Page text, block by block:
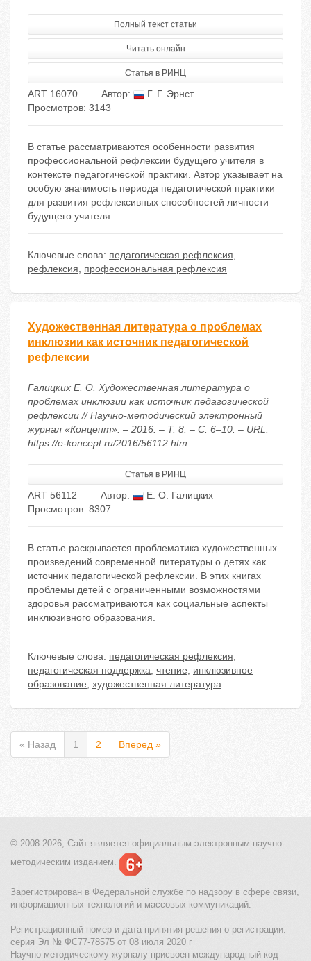
Полный текст статьи
Читать онлайн
Статья в РИНЦ
ART 16070 Автор:
Г. Г. Эрнст
Просмотров: 3143
В статье рассматриваются особенности развития
профессиональной рефлексии будущего учителя в
контексте педагогической практики. Автор указывает на
особую значимость периода педагогической практики
для развития рефлексивных способностей личности
будущего учителя.
Ключевые слова: педагогическая рефлексия,
рефлексия, профессиональная рефлексия
Художественная литература о проблемах
инклюзии как источник педагогической
рефлексии
Галицких Е. О. Художественная литература о
проблемах инклюзии как источник педагогической
рефлексии // Научно-методический электронный
журнал «Концепт». – 2016. – Т. 8. – С. 6–10. – URL:
https://e-koncept.ru/2016/56112.htm
Статья в РИНЦ
ART 56112 Автор:
Е. О. Галицких
Просмотров: 8307
В статье раскрывается проблематика художественных
произведений современной литературы о детях как
источник педагогической рефлексии. В этих книгах
проблемы детей с ограниченными возможностями
здоровья рассматриваются как социальные аспекты
инклюзивного образования.
Ключевые слова: педагогическая рефлексия,
педагогическая поддержка, чтение, инклюзивное
образование, художественная литература
« Назад 1 2 Вперед »
© 2008-2026, Сайт является официальным электронным научно-
методическим изданием.
Зарегистрирован в Федеральной службе по надзору в сфере связи,
информационных технологий и массовых коммуникаций.
Регистрационный номер и дата принятия решения о регистрации:
серия Эл № ФС77-78575 от 08 июля 2020 г
Научно-методическому журналу присвоен международный код